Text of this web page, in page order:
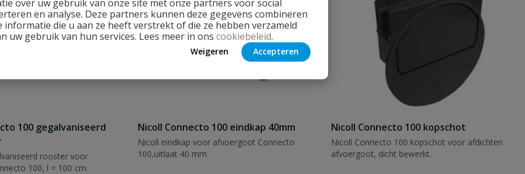
over uw gebruik van onze site met onze partners voor social
en analyse. Deze partners kunnen deze gegevens combineren
informatie die u aan ze heeft verstrekt of die ze hebben verzameld
uw gebruik van hun services. Lees meer in ons cookiebeleid.
Weigeren Accepteren
100 gegalvaniseerd
rooster voor
100, l = 100 cm.
Nicoll Connecto 100 eindkap 40mm
Nicoll eindkap voor afvoergoot Connecto
100,uitlaat 40 mm
Nicoll Connecto 100 kopschot
Nicoll Connecto 100 kopschot voor afdichten
afvoergoot, dicht bewerkt.